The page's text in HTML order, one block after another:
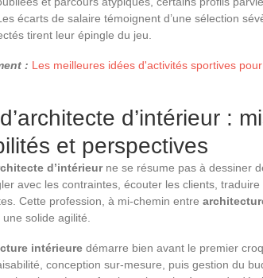
écarts de salaire témoignent d’une sélection
tirent leur épingle du jeu.
: Les meilleures idées d'activités sportives
d’intérieur :
et perspectives
d’intérieurne se résume pas à dessiner
avec les contraintes, écouter les clients,
Cette profession, à mi-chemin entre
une solide agilité.
intérieure démarre bien avant le premier
conception sur-mesure, puis gestion du